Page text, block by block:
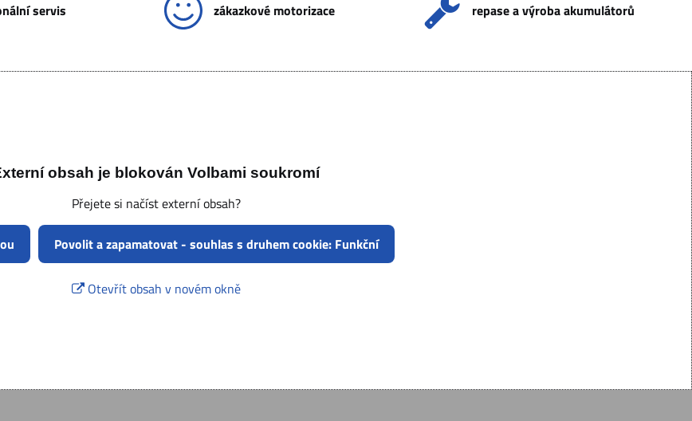
servis zákazkové motorizace repase a výroba akumulátorů
obsah je blokován Volbami soukromí
Přejete si načíst externí obsah?
Povolit a zapamatovat - souhlas s druhem cookie: Funkční
Otevřít obsah v novém okně